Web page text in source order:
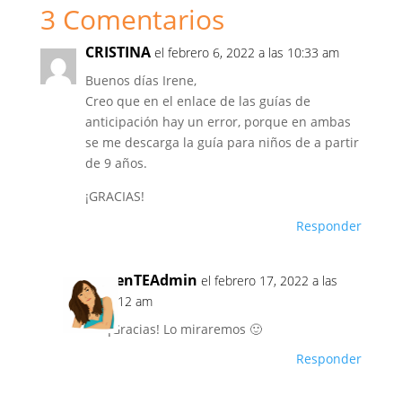
b
o
o
k
A
p
p
dI
n tir
3 Comentarios
CRISTINA el febrero 6, 2022 a las 10:33 am
Buenos días Irene,
Creo que en el enlace de las guías de
anticipación hay un error, porque en ambas
se me descarga la guía para niños de a partir
de 9 años.
¡GRACIAS!
Responder
venTEAdmin el febrero 17, 2022 a las
8:12 am
¡Gracias! Lo miraremos 🙂
Responder